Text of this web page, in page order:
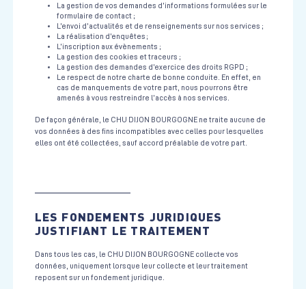
La gestion de vos demandes d’informations formulées sur le
formulaire de contact ;
L’envoi d’actualités et de renseignements sur nos services ;
La réalisation d’enquêtes ;
L’inscription aux évènements ;
La gestion des cookies et traceurs ;
La gestion des demandes d’exercice des droits RGPD ;
Le respect de notre charte de bonne conduite. En effet, en
cas de manquements de votre part, nous pourrons être
amenés à vous restreindre l’accès à nos services.
De façon générale, le CHU DIJON BOURGOGNE ne traite aucune de
vos données à des fins incompatibles avec celles pour lesquelles
elles ont été collectées, sauf accord préalable de votre part.
LES FONDEMENTS JURIDIQUES
JUSTIFIANT LE TRAITEMENT
Dans tous les cas, le CHU DIJON BOURGOGNE collecte vos
données, uniquement lorsque leur collecte et leur traitement
reposent sur un fondement juridique.